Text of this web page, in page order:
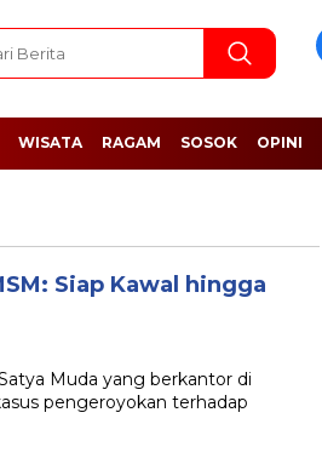
WISATA RAGAM SOSOK OPINI
Siap Kawal hingga
Muda yang berkantor di
pengeroyokan terhadap